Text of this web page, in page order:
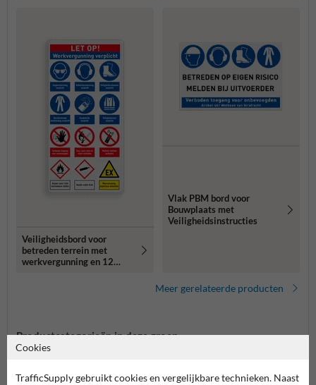
Veiligheidsbord voor
betreden terrein met
werkvergunning en 12
Vlak PBM bord voor
Bouwplaats met
Veiligheidsinstructies
Meer gerelateerde producten
Productcategorieën in deze groep
Cookies
TrafficSupply gebruikt cookies en vergelijkbare technieken. Naast